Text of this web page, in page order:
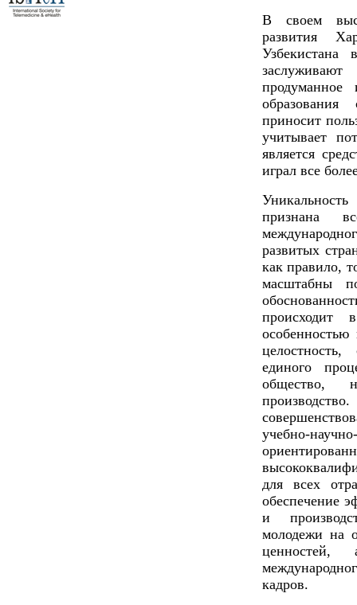
В своем
развития
Узбекистана
продуманное
образования
приносит
учитывает
является
играл все
признана
развитых
как правило,
масштабны
происходит
единого
общество,
учебно-
для всех
обеспечение
и
молодежи на
ценностей,
кадров.